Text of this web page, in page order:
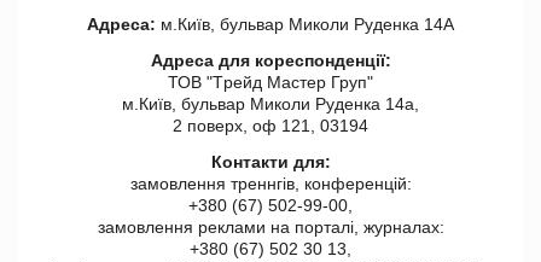
Адреса: м.Київ, бульвар Миколи Руденка 14А
Адреса для кореспонденції:
ТОВ "Tрейд Мастер Груп"
м.Київ, бульвар Миколи Руденка 14а,
2 поверх, оф 121, 03194
Контакти для:
замовлення треннгів, конференцій:
+380 (67) 502-99-00,
замовлення реклами на порталі, журналах:
+380 (67) 502 30 13,